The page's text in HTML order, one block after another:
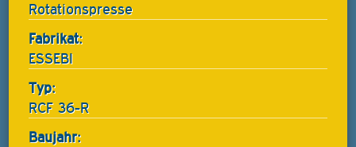
Rotationspresse
Fabrikat:
ESSEBI
Typ:
RCF 36-R
Baujahr: